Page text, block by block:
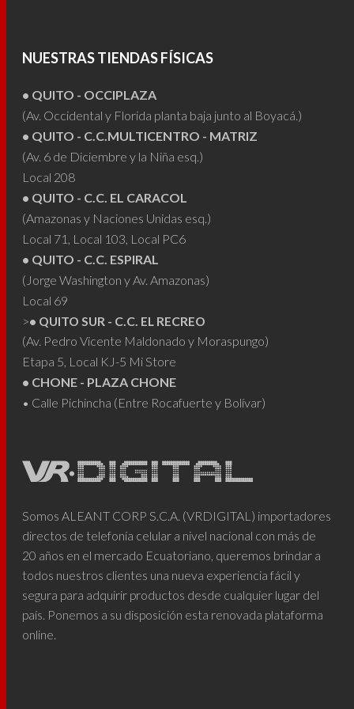
pueden
la
página
producto
NUESTRAS TIENDAS FÍSICAS
• QUITO - OCCIPLAZA
(Av. Occidental y Florida planta baja junto al Boyacá.)
• QUITO - C.C.MULTICENTRO - MATRIZ
(Av. 6 de Diciembre y la Niña esq.)
Local 208
• QUITO - C.C. EL CARACOL
(Amazonas y Naciones Unidas esq.)
Local 71, Local 103, Local PC6
• QUITO - C.C. ESPIRAL
(Jorge Washington y Av. Amazonas)
Local 69
>• QUITO SUR - C.C. EL RECREO
(Av. Pedro Vicente Maldonado y Moraspungo)
Etapa 5, Local KJ-5 Mi Store
• CHONE - PLAZA CHONE
• Calle Pichincha (Entre Rocafuerte y Bolívar)
Somos ALEANT CORP S.C.A. (VRDIGITAL) importadores
directos de telefonía celular a nivel nacional con más de
20 años en el mercado Ecuatoriano, queremos brindar a
todos nuestros clientes una nueva experiencia fácil y
segura para adquirir productos desde cualquier lugar del
país. Ponemos a su disposición esta renovada plataforma
online.